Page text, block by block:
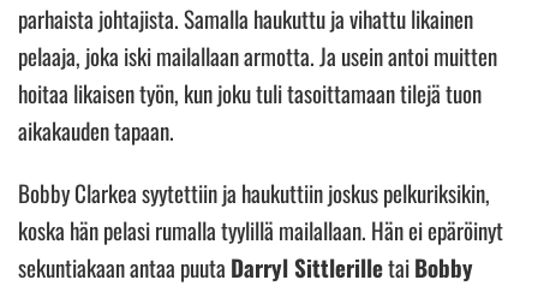
parhaista johtajista. Samalla haukuttu ja vihattu likainen
pelaaja, joka iski mailallaan armotta. Ja usein antoi muitten
hoitaa likaisen työn, kun joku tuli tasoittamaan tilejä tuon
aikakauden tapaan.
Bobby Clarkea syytettiin ja haukuttiin joskus pelkuriksikin,
koska hän pelasi rumalla tyylillä mailallaan. Hän ei epäröinyt
sekuntiakaan antaa puuta Darryl SittlerilletaiBobby